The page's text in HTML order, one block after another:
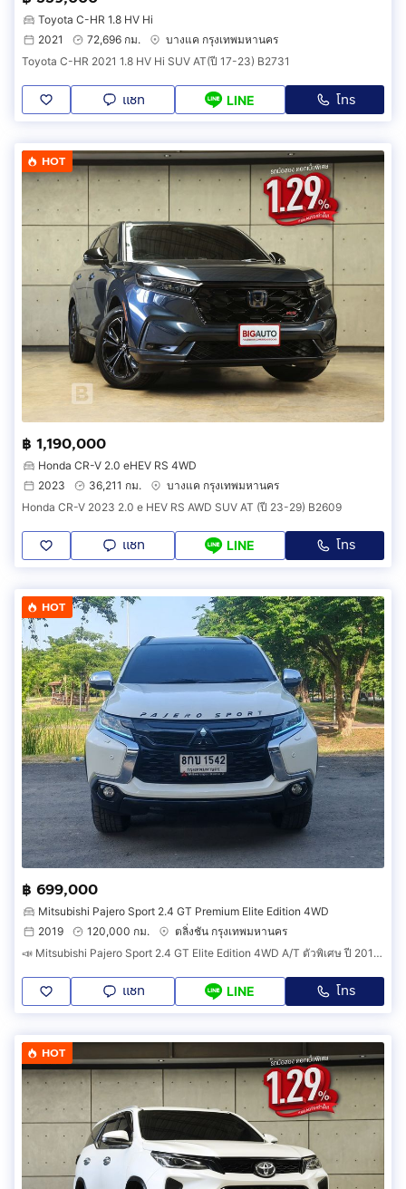
Toyota C-HR 1.8 HV Hi
2021
72,696 กม.
บางแค กรุงเทพมหานคร
Toyota C-HR 2021 1.8 HV Hi SUV AT(ปี 17-23) B2731
แชท LINE โทร
HOT
฿ 1,190,000
Honda CR-V 2.0 eHEV RS 4WD
2023
36,211 กม.
บางแค กรุงเทพมหานคร
Honda CR-V 2023 2.0 e HEV RS AWD SUV AT (ปี 23-29) B2609
แชท LINE โทร
HOT
฿ 699,000
Mitsubishi Pajero Sport 2.4 GT Premium Elite Edition 4WD
2019
120,000 กม.
ตลิ่งชัน กรุงเทพมหานคร
📣 Mitsubishi Pajero Sport 2.4 GT Elite Edition 4WD A/T ตัวพิเศษ ปี 2019 📣
แชท LINE โทร
HOT